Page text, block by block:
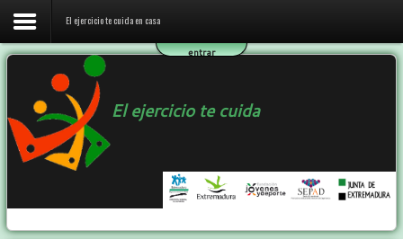
El ejercicio te cuida en casa
El programa ETC
Ejercicio y Salud
El ejercicio te cuida en casa
entrar
El ejercicio te cuida